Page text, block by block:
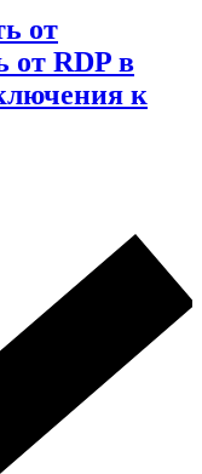
от
от RDP в
к